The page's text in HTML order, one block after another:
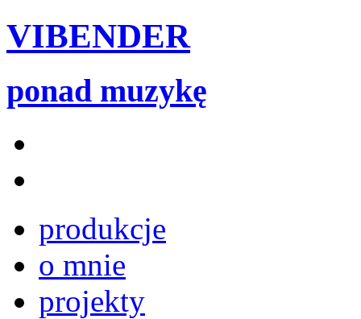
VIBENDER
ponad muzykę
produkcje
o mnie
projekty